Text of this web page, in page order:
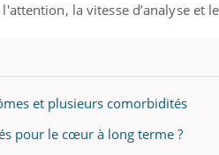
la vitesse d’analyse et
et plusieurs comorbidités
pour le cœur à long terme ?